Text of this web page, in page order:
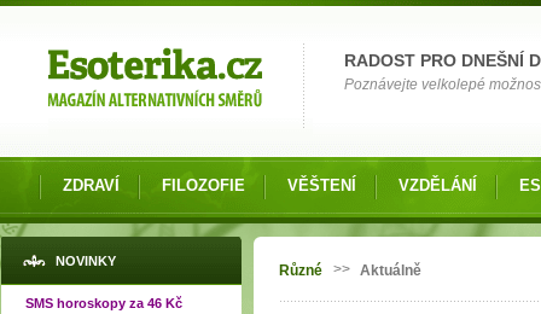
RADOST PRO DNEŠNÍ
Poznávejte velkolepé
ZDRAVÍ FILOZOFIE VĚŠTENÍ VZDĚLÁNÍ
NOVINKY
SMS horoskopy za 46 Kč
Jste zde
Různé >> Aktuálně